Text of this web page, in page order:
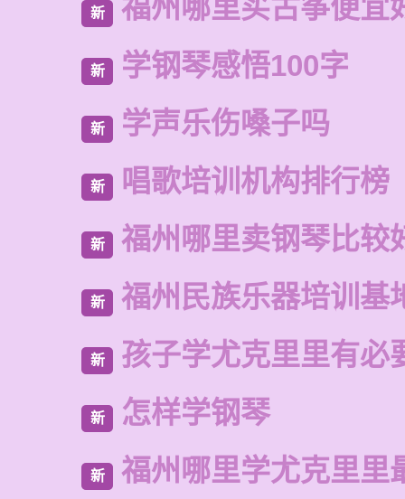
新 福州哪里买古筝便宜
新 学钢琴感悟100字
新 学声乐伤嗓子吗
新 唱歌培训机构排行榜
新 福州哪里卖钢琴比较
新 福州民族乐器培训基
新 孩子学尤克里里有必
新 怎样学钢琴
新 福州哪里学尤克里里